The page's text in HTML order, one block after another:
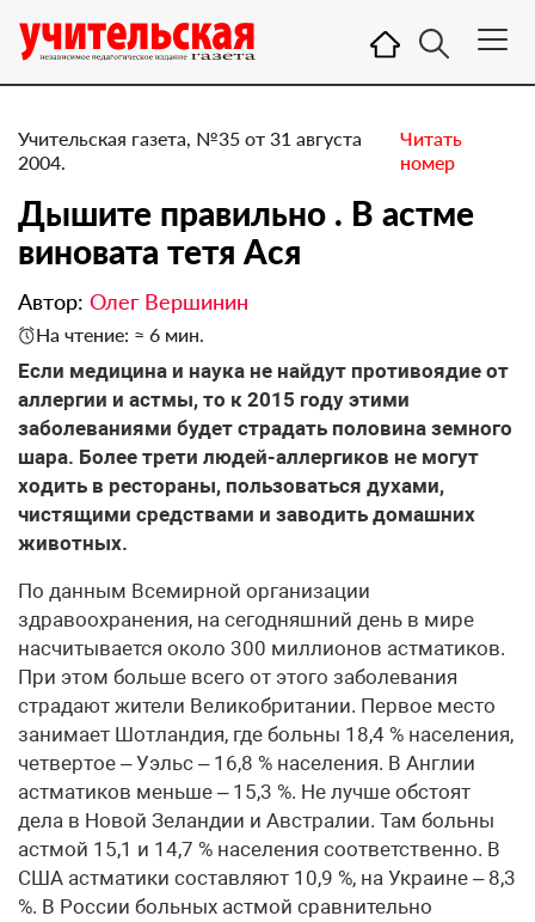
Учительская газета, №35 от 31 августа
2004.
Читать
номер
Дышите правильно . В астме
виновата тетя Ася
Автор: Олег Вершинин
На чтение: ≈ 6 мин.
Если медицина и наука не найдут противоядие от
аллергии и астмы, то к 2015 году этими
заболеваниями будет страдать половина земного
шара. Более трети людей-аллергиков не могут
ходить в рестораны, пользоваться духами,
чистящими средствами и заводить домашних
животных.
По данным Всемирной организации
здравоохранения, на сегодняшний день в мире
насчитывается около 300 миллионов астматиков.
При этом больше всего от этого заболевания
страдают жители Великобритании. Первое место
занимает Шотландия, где больны 18,4 % населения,
четвертое – Уэльс – 16,8 % населения. В Англии
астматиков меньше – 15,3 %. Не лучше обстоят
дела в Новой Зеландии и Австралии. Там больны
астмой 15,1 и 14,7 % населения соответственно. В
США астматики составляют 10,9 %, на Украине – 8,3
%. В России больных астмой сравнительно